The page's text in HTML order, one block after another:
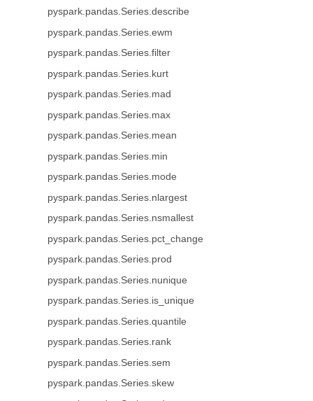
pyspark.pandas.Series.describe
pyspark.pandas.Series.ewm
pyspark.pandas.Series.filter
pyspark.pandas.Series.kurt
pyspark.pandas.Series.mad
pyspark.pandas.Series.max
pyspark.pandas.Series.mean
pyspark.pandas.Series.min
pyspark.pandas.Series.mode
pyspark.pandas.Series.nlargest
pyspark.pandas.Series.nsmallest
pyspark.pandas.Series.pct_change
pyspark.pandas.Series.prod
pyspark.pandas.Series.nunique
pyspark.pandas.Series.is_unique
pyspark.pandas.Series.quantile
pyspark.pandas.Series.rank
pyspark.pandas.Series.sem
pyspark.pandas.Series.skew